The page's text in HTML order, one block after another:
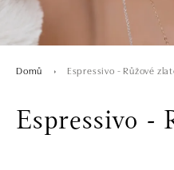
Domů Espressivo - Růžové
Espressivo -